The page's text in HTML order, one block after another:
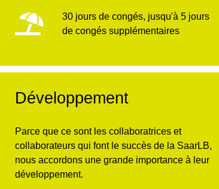
30 jours de congés, jusqu'à 5 jours
de congés supplémentaires
Développement
Parce que ce sont les collaboratrices et
collaborateurs qui font le succès de la SaarLB,
nous accordons une grande importance à leur
développement.